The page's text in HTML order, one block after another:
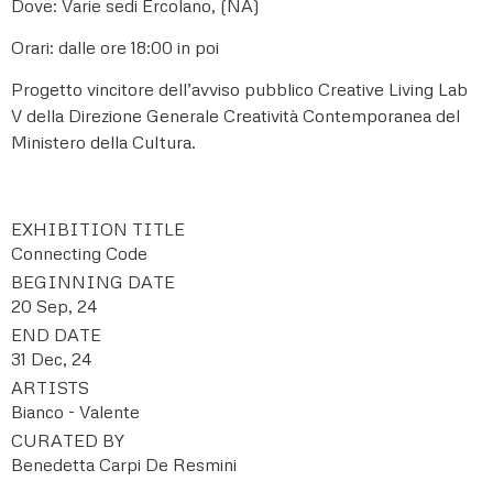
Dove: Varie sedi Ercolano, (NA)
Orari: dalle ore 18:00 in poi
Progetto vincitore dell’avviso pubblico Creative Living Lab
V della Direzione Generale Creatività Contemporanea del
Ministero della Cultura.
EXHIBITION TITLE
Connecting Code
BEGINNING DATE
20 Sep, 24
END DATE
31 Dec, 24
ARTISTS
Bianco - Valente
CURATED BY
Benedetta Carpi De Resmini